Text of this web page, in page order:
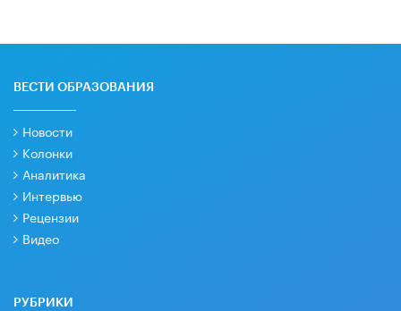
ВЕСТИ ОБРАЗОВАНИЯ
Новости
Колонки
Аналитика
Интервью
Рецензии
Видео
РУБРИКИ